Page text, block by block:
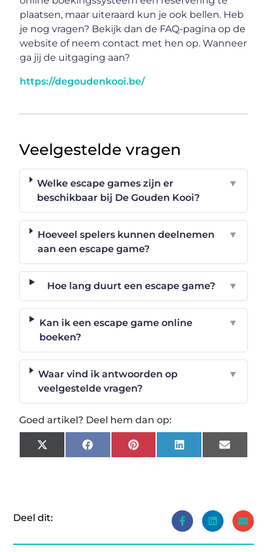
plaatsen, maar uiteraard kun je ook bellen. Heb
je nog vragen? Bekijk dan de FAQ-pagina op de
website of neem contact met hen op. Wanneer
ga jij de uitgaging aan?
https://degoudenkooi.be/
Veelgestelde vragen
Welke escape games zijn er
beschikbaar bij De Gouden Kooi?
▼
Hoeveel spelers kunnen deelnemen
aan een escape game?
▼
Hoe lang duurt een escape game? ▼
Kan ik een escape game online
boeken?
▼
Waar vind ik antwoorden op
veelgestelde vragen?
▼
Goed artikel? Deel hem dan op:
X
(Twitter)
FacebookPinterestLinkedInEmail
Deel dit: